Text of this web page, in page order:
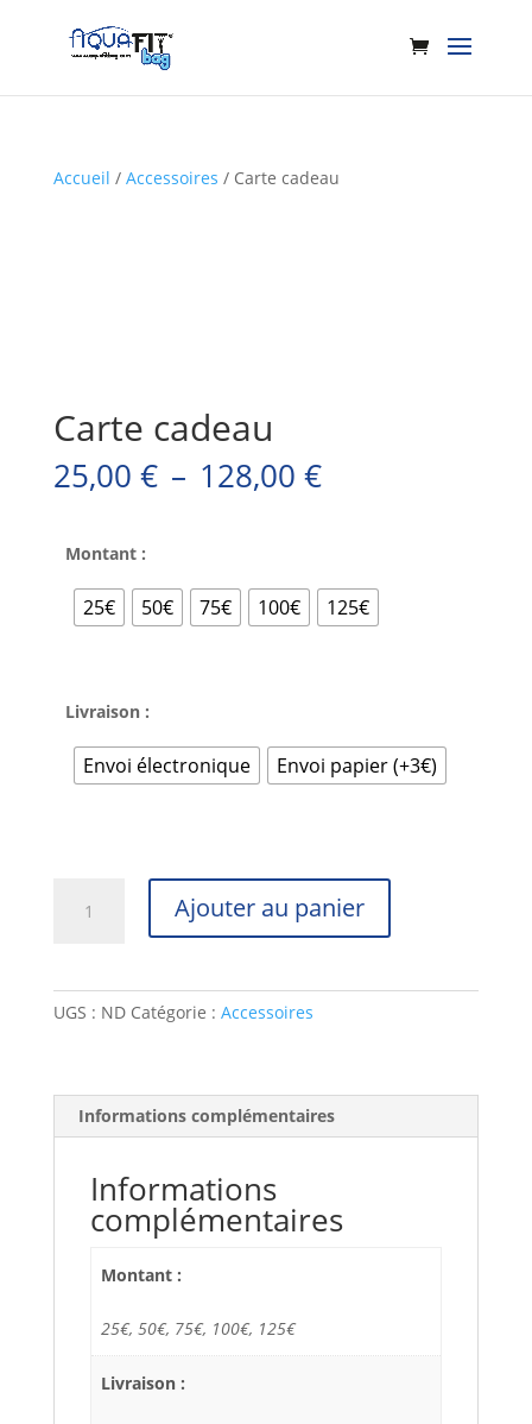
Accueil / Accessoires / Carte cadeau
Carte cadeau
25,00 € – 128,00 €Plage
de
à
128,00 €
Montant :
25€ 50€ 75€ 100€ 125€
Livraison :
Envoi électronique Envoi papier (+3€)
Ajouter au panier
UGS : ND Catégorie : Accessoires
Informations complémentaires
Informations
complémentaires
Montant :
25€, 50€, 75€, 100€, 125€
Livraison :